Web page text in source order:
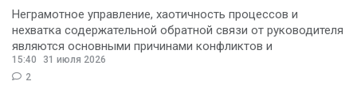
Неграмотное управление, хаотичность процессов и
нехватка содержательной обратной связи от руководителя
являются основными причинами конфликтов и
раздражения в
15:40
31 июля 2026
2